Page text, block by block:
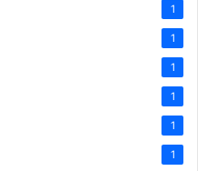
1
1
1
1
1
1